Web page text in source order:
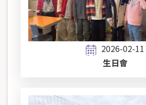
2026-02-11
生日會